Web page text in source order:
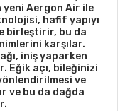
yeni Aergon Air ile
hafif yapıyı
birleştirir, bu da
karşılar.
iniş yaparken
Eğik açı, bileğinizi
ve
ve bu da dağda